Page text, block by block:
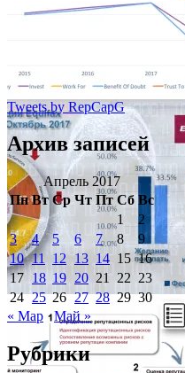
Tweets by RepCapG
Архив записей
Апрель 2017
Пн Вт Ср Чт Пт Сб Вс
1
2
3
4 5 6 7 8
9
10 11 12 13 14 15 16
17 18 19 20 21 22 23
24 25 26 27 28 29 30
« Мар
Май »
Рубрики